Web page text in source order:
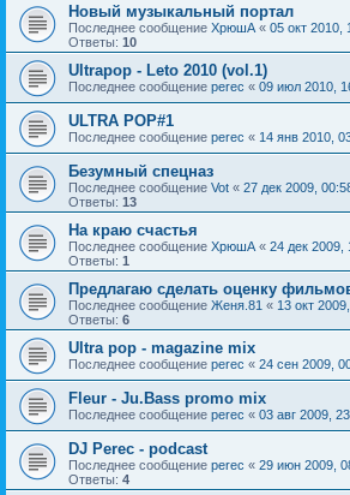
Новый музыкальный портал
Последнее сообщение ХрюшА « 05 окт 2010,
Ответы: 10
Ultrapop - Leto 2010 (vol.1)
Последнее сообщение perec « 09 июл 2010,
ULTRA POP#1
Последнее сообщение perec « 14 янв 2010,
Безумный спецназ
Последнее сообщение Vot « 27 дек 2009,
Ответы: 13
На краю счастья
Последнее сообщение ХрюшА « 24 дек 2009,
Ответы: 1
Предлагаю сделать оценку
Последнее сообщение Женя.81 « 13 окт
Ответы: 6
Ultra pop - magazine mix
Последнее сообщение perec « 24 сен 2009,
Fleur - Ju.Bass promo mix
Последнее сообщение perec « 03 авг 2009,
DJ Perec - podcast
Последнее сообщение perec « 29 июн 2009,
Ответы: 4